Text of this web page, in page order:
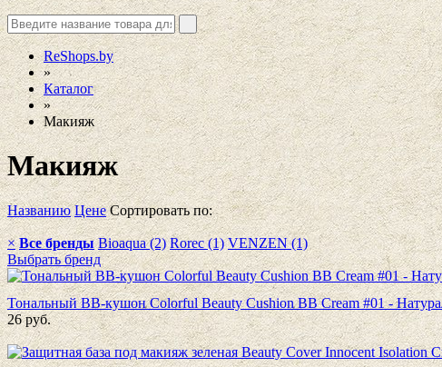
ReShops.by
»
Каталог
»
Макияж
Макияж
Названию Цене Сортировать по:
× Все бренды Bioaqua (2) Rorec (1) VENZEN (1)
Выбрать бренд
Тональный BB-кушон Colorful Beauty Cushion BB Cream #01 -
26руб.